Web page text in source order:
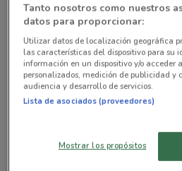
Maximino Ávila Camacho,
1 km
Todas las
Ofertas de las cadenas de
Tanto nosotros como nuestros
datos para proporcionar:
Utilizar datos de localización geográfica
las características del dispositivo para su
información en un dispositivo y/o
personalizados, medición de publicidad y
audiencia y desarrollo de servicios.
Lista de asociados (proveedores)
Mostrar los propósitos